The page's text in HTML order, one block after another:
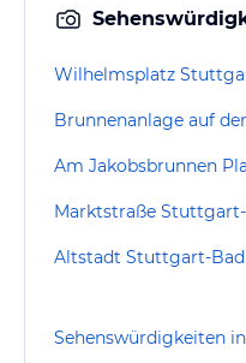
Am Jakobsbrunnen
Altstadt Stuttgart-
Sehenswürdigkeiten